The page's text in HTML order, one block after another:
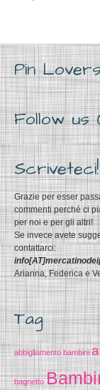
Pin
Follow us
Scriveteci!
Grazie per esser
commenti perché ci
per noi e per gli altri!
Se invece avete
contattarci:
Arianna, Federica e
Tag
abbigliamento bambini
bagnetto